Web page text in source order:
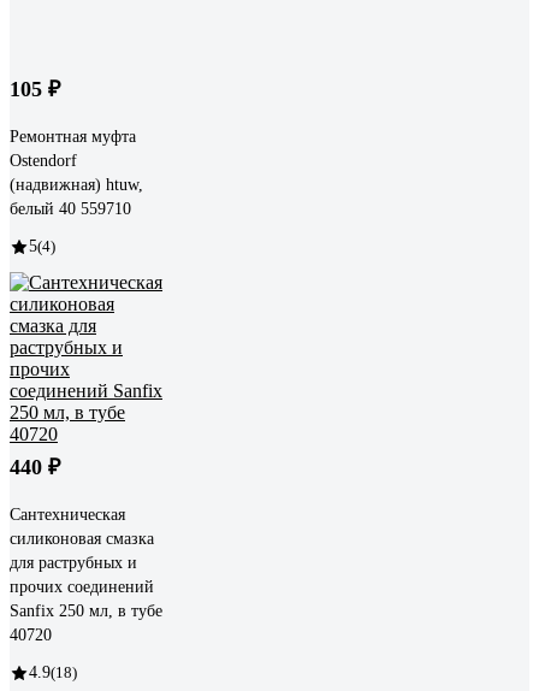
105 ₽
Ремонтная муфта
Ostendorf
(надвижная) htuw,
белый 40 559710
5(4)
440 ₽
Сантехническая
силиконовая смазка
для раструбных и
прочих соединений
Sanfix 250 мл, в тубе
40720
4.9(18)